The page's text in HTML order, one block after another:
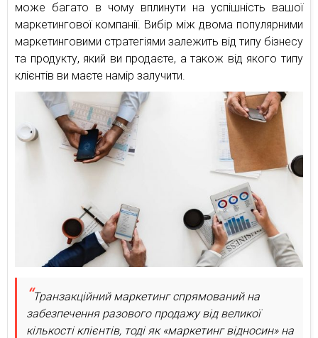
може багато в чому вплинути на успішність вашої
маркетингової компанії. Вибір між двома популярними
маркетинговими стратегіями залежить від типу бізнесу
та продукту, який ви продаєте, а також від якого типу
клієнтів ви маєте намір залучити.
Транзакційний маркетинг спрямований на
забезпечення разового продажу від великої
кількості клієнтів, тоді як «маркетинг відносин» на